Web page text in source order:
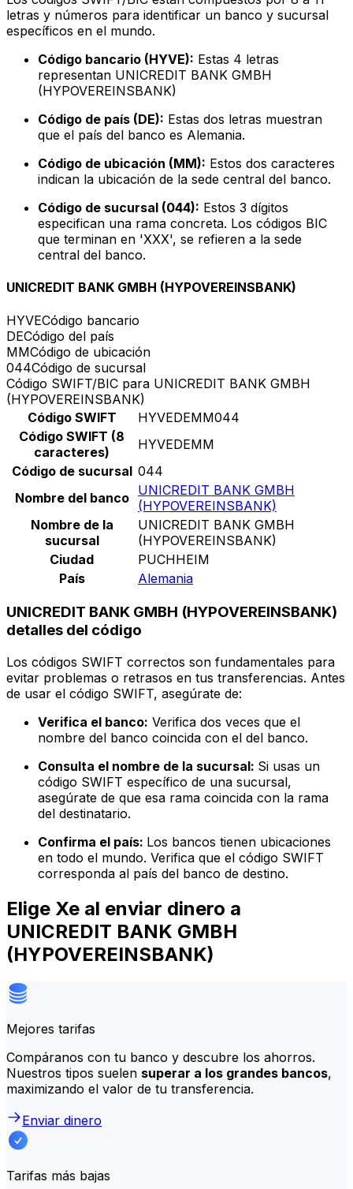
letras y números para identificar un banco y sucursal
específicos en el mundo.
Código bancario (HYVE): Estas 4 letras
representan UNICREDIT BANK GMBH
(HYPOVEREINSBANK)
Código de país (DE): Estas dos letras muestran
que el país del banco es Alemania.
Código de ubicación (MM): Estos dos caracteres
indican la ubicación de la sede central del banco.
Código de sucursal (044): Estos 3 dígitos
especifican una rama concreta. Los códigos BIC
que terminan en 'XXX', se refieren a la sede
central del banco.
UNICREDIT BANK GMBH (HYPOVEREINSBANK)
HYVECódigo bancario
DECódigo del país
MMCódigo de ubicación
044Código de sucursal
Código SWIFT/BIC para UNICREDIT BANK GMBH
(HYPOVEREINSBANK)
Código SWIFT
HYVEDEMM044
Código SWIFT (8
caracteres)
HYVEDEMM
Código de sucursal 044
Nombre del banco
UNICREDIT BANK GMBH
(HYPOVEREINSBANK)
Nombre de la
sucursal
UNICREDIT BANK GMBH
(HYPOVEREINSBANK)
Ciudad
PUCHHEIM
País
Alemania
UNICREDIT BANK GMBH (HYPOVEREINSBANK)
detalles del código
Los códigos SWIFT correctos son fundamentales para
evitar problemas o retrasos en tus transferencias. Antes
de usar el código SWIFT, asegúrate de:
Verifica el banco: Verifica dos veces que el
nombre del banco coincida con el del banco.
Consulta el nombre de la sucursal: Si usas un
código SWIFT específico de una sucursal,
asegúrate de que esa rama coincida con la rama
del destinatario.
Confirma el país: Los bancos tienen ubicaciones
en todo el mundo. Verifica que el código SWIFT
corresponda al país del banco de destino.
Elige Xe al enviar dinero a
UNICREDIT BANK GMBH
(HYPOVEREINSBANK)
Mejores tarifas
Compáranos con tu banco y descubre los ahorros.
Nuestros tipos suelen superar a los grandes bancos,
maximizando el valor de tu transferencia.
Enviar dinero
Tarifas más bajas